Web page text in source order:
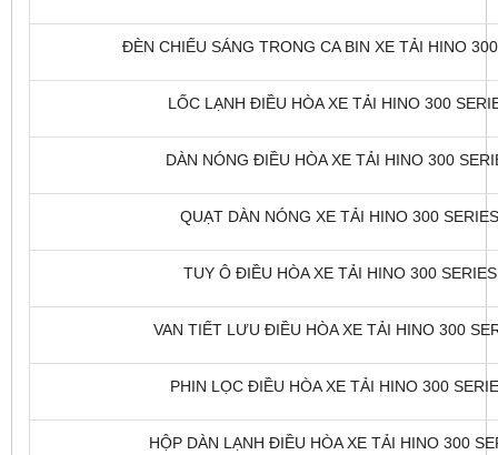
ĐÈN CHIẾU SÁNG TRONG CA BIN XE TẢI HINO
LỐC LẠNH ĐIỀU HÒA XE TẢI HINO 300
DÀN NÓNG ĐIỀU HÒA XE TẢI HINO 300
QUẠT DÀN NÓNG XE TẢI HINO 300
TUY Ô ĐIỀU HÒA XE TẢI HINO 300
VAN TIẾT LƯU ĐIỀU HÒA XE TẢI HINO 300
PHIN LỌC ĐIỀU HÒA XE TẢI HINO 300
HỘP DÀN LẠNH ĐIỀU HÒA XE TẢI HINO 300